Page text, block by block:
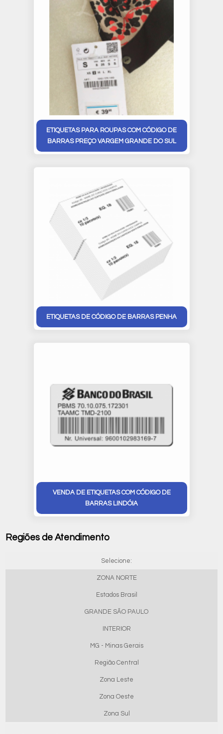
ETIQUETAS PARA ROUPAS COM CÓDIGO DE
BARRAS PREÇO VARGEM GRANDE DO SUL
ETIQUETAS DE CÓDIGO DE BARRAS PENHA
VENDA DE ETIQUETAS COM CÓDIGO DE
BARRAS LINDÓIA
Regiões de Atendimento
Selecione:
ZONA NORTE
Estados Brasil
GRANDE SÃO PAULO
INTERIOR
MG - Minas Gerais
Região Central
Zona Leste
Zona Oeste
Zona Sul